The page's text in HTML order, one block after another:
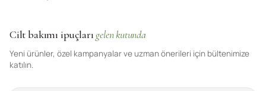
Cilt bakımı ipuçları gelen kutunda
Yeni ürünler, özel kampanyalar ve uzman önerileri için bültenimize
katılın.